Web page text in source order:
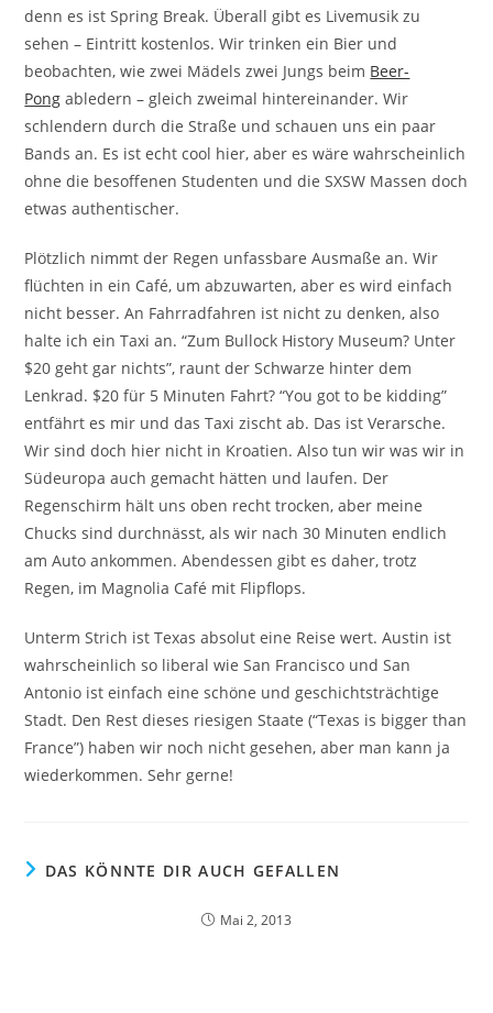
denn es ist Spring Break. Überall gibt es Livemusik zu
sehen – Eintritt kostenlos. Wir trinken ein Bier und
beobachten, wie zwei Mädels zwei Jungs beim Beer-
Pong abledern – gleich zweimal hintereinander. Wir
schlendern durch die Straße und schauen uns ein paar
Bands an. Es ist echt cool hier, aber es wäre wahrscheinlich
ohne die besoffenen Studenten und die SXSW Massen doch
etwas authentischer.
Plötzlich nimmt der Regen unfassbare Ausmaße an. Wir
flüchten in ein Café, um abzuwarten, aber es wird einfach
nicht besser. An Fahrradfahren ist nicht zu denken, also
halte ich ein Taxi an. “Zum Bullock History Museum? Unter
$20 geht gar nichts”, raunt der Schwarze hinter dem
Lenkrad. $20 für 5 Minuten Fahrt? “You got to be kidding”
entfährt es mir und das Taxi zischt ab. Das ist Verarsche.
Wir sind doch hier nicht in Kroatien. Also tun wir was wir in
Südeuropa auch gemacht hätten und laufen. Der
Regenschirm hält uns oben recht trocken, aber meine
Chucks sind durchnässt, als wir nach 30 Minuten endlich
am Auto ankommen. Abendessen gibt es daher, trotz
Regen, im Magnolia Café mit Flipflops.
Unterm Strich ist Texas absolut eine Reise wert. Austin ist
wahrscheinlich so liberal wie San Francisco und San
Antonio ist einfach eine schöne und geschichtsträchtige
Stadt. Den Rest dieses riesigen Staate (“Texas is bigger than
France”) haben wir noch nicht gesehen, aber man kann ja
wiederkommen. Sehr gerne!
DAS KÖNNTE DIR AUCH GEFALLEN
Mai 2, 2013